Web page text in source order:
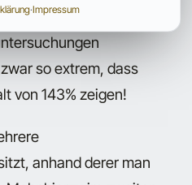
konnte zeigen, dass
so extrem, dass
von 143% zeigen!
anhand derer man
·Impressum